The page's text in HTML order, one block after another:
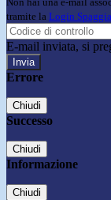
tramite la Login
E-mail inviata, si
Errore
Chiudi
Successo
Chiudi
Informazione
Chiudi